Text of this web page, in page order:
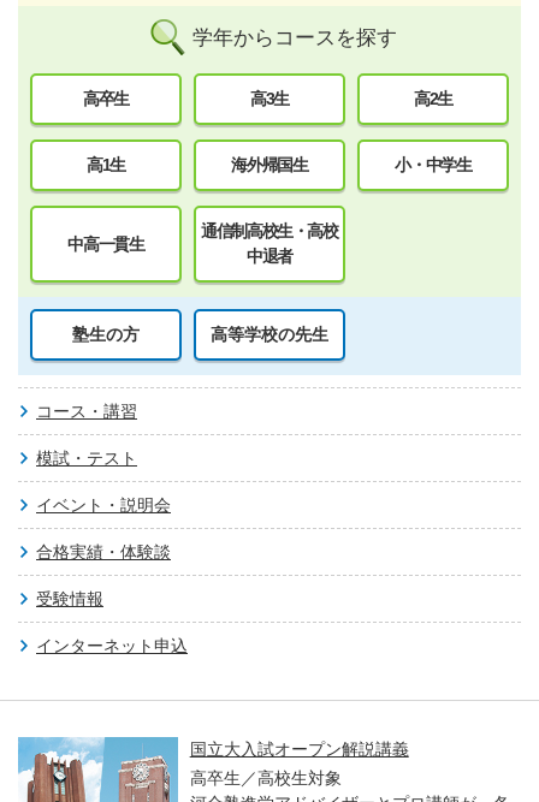
学年からコースを探す
高卒生 高3生 高2生
高1生 海外帰国生 小・中学生
中高一貫生
通信制高校生・高校
中退者
塾生の方 高等学校の先生
コース・講習
模試・テスト
イベント・説明会
合格実績・体験談
受験情報
インターネット申込
国立大入試オープン解説講義
高卒生／高校生対象